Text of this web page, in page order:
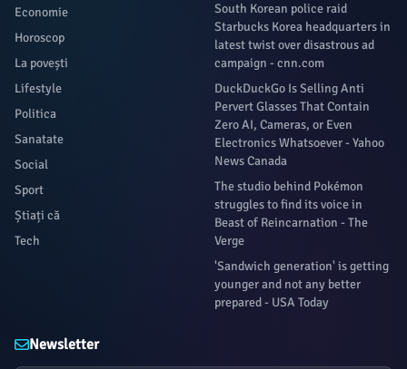
Economie
Horoscop
La povești
Lifestyle
Politica
Sanatate
Social
Sport
Știați că
Tech
South Korean police raid
Starbucks Korea headquarters in
latest twist over disastrous ad
campaign - cnn.com
DuckDuckGo Is Selling Anti
Pervert Glasses That Contain
Zero AI, Cameras, or Even
Electronics Whatsoever - Yahoo
News Canada
The studio behind Pokémon
struggles to find its voice in
Beast of Reincarnation - The
Verge
'Sandwich generation' is getting
younger and not any better
prepared - USA Today
Newsletter